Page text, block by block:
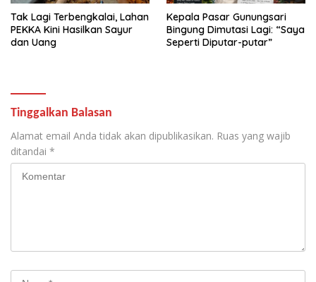
Tak Lagi Terbengkalai, Lahan
PEKKA Kini Hasilkan Sayur
dan Uang
Kepala Pasar Gunungsari
Bingung Dimutasi Lagi: “Saya
Seperti Diputar-putar”
Tinggalkan Balasan
Alamat email Anda tidak akan dipublikasikan. Ruas yang wajib
ditandai *